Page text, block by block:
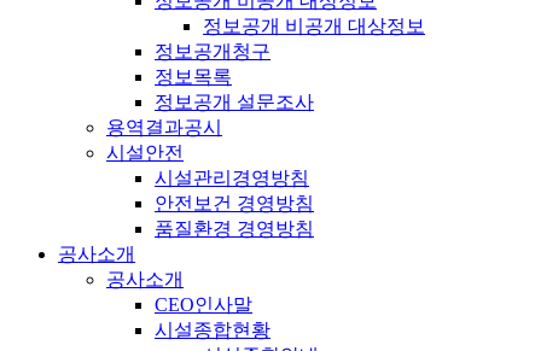
정보공개 비공개 대상정보
정보공개청구
정보목록
정보공개 설문조사
용역결과공시
시설안전
시설관리경영방침
안전보건 경영방침
품질환경 경영방침
공사소개
공사소개
CEO인사말
시설종합현황